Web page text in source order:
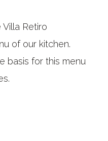
Retiro
of our kitchen.
basis for this menu